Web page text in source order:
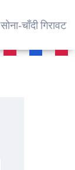
सोना‑चाँदी गिरावट